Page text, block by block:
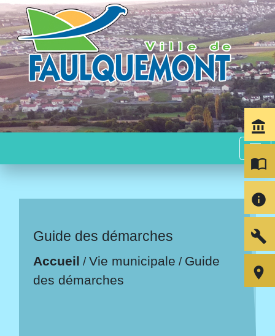
menu
Guide des démarches
Accueil /Vie municipale / Guide
des démarches
account_balance
import_contacts
info
build
room